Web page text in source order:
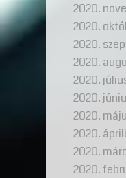
2020.
2020.
2020.
2020.
2020.
2020.
2020.
2020.
2020.
2020.